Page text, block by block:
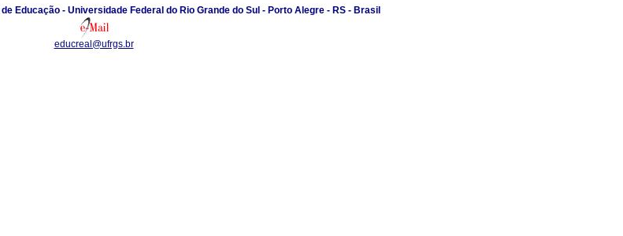
Educação - Universidade Federal do Rio Grande do Sul - Porto Alegre - RS - Brasil
educreal@ufrgs.br